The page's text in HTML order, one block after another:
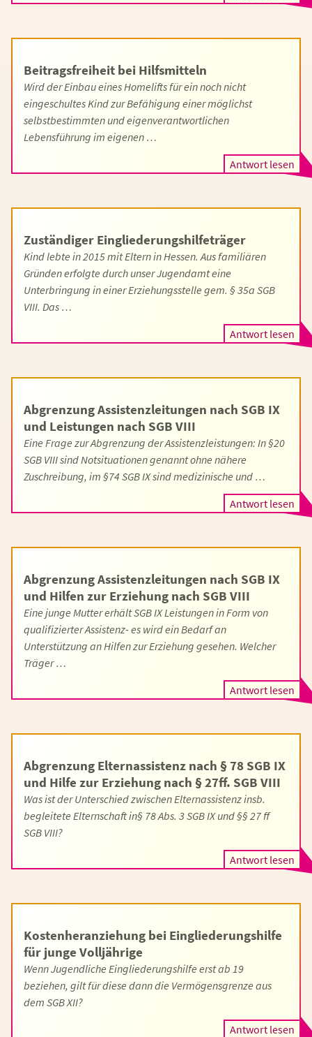
Beitragsfreiheit bei Hilfsmitteln
Wird der Einbau eines Homelifts für ein noch nicht
eingeschultes Kind zur Befähigung einer möglichst
selbstbestimmten und eigenverantwortlichen
Lebensführung im eigenen …
Antwort lesen
Zuständiger Eingliederungshilfeträger
Kind lebte in 2015 mit Eltern in Hessen. Aus familiären
Gründen erfolgte durch unser Jugendamt eine
Unterbringung in einer Erziehungsstelle gem. § 35a SGB
VIII. Das …
Antwort lesen
Abgrenzung Assistenzleitungen nach SGB IX
und Leistungen nach SGB VIII
Eine Frage zur Abgrenzung der Assistenzleistungen: In §20
SGB VIII sind Notsituationen genannt ohne nähere
Zuschreibung, im §74 SGB IX sind medizini­sche und …
Antwort lesen
Abgrenzung Assistenzleitungen nach SGB IX
und Hilfen zur Erziehung nach SGB VIII
Eine junge Mutter erhält SGB IX Leistungen in Form von
qualifizierter Assistenz- es wird ein Bedarf an
Unterstützung an Hilfen zur Erziehung gesehen. Welcher
Träger …
Antwort lesen
Abgrenzung Elternassistenz nach § 78 SGB IX
und Hilfe zur Erziehung nach § 27ff. SGB VIII
Was ist der Unterschied zwischen Elternassistenz insb.
begleitete Elternschaft in§ 78 Abs. 3 SGB IX und §§ 27 ff
SGB VIII?
Antwort lesen
Kostenheranziehung bei Eingliederungshilfe
für junge Volljährige
Wenn Jugendliche Eingliederungshilfe erst ab 19
beziehen, gilt für diese dann die Vermögensgrenze aus
dem SGB XII?
Antwort lesen